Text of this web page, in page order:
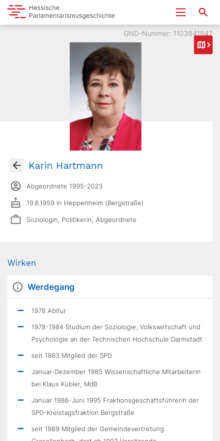
GND-Nummer: 1103841947
Karin Hartmann
Abgeordnete 1995-2023
19.8.1959 in Heppenheim (Bergstraße)
Soziologin, Politikerin, Abgeordnete
Wirken
Werdegang
1978 Abitur
1978-1984 Studium der Soziologie, Volkswirtschaft und
Psychologie an der Technischen Hochschule Darmstadt
seit 1983 Mitglied der SPD
Januar-Dezember 1985 Wissenschaftliche Mitarbeiterin
bei Klaus Kübler, MdB
Januar 1986-Juni 1995 Fraktionsgeschäftsführerin der
SPD-Kreistagsfraktion Bergstraße
seit 1989 Mitglied der Gemeindevertretung